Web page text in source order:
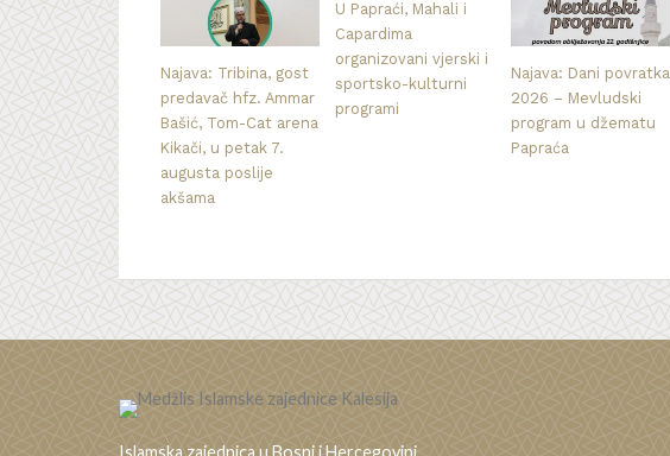
Najava: Tribina, gost
predavač hfz. Ammar
Bašić, Tom-Cat arena
Kikači, u petak 7.
augusta poslije
akšama
U Papraći, Mahali i
Capardima
organizovani vjerski i
sportsko-kulturni
programi
Najava: Dani povratka
2026 – Mevludski
program u džematu
Papraća
Islamska zajednica u Bosni i Hercegovini